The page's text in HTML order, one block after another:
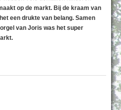
op de markt. Bij de kraam van
een drukte van belang. Samen
van Joris was het super